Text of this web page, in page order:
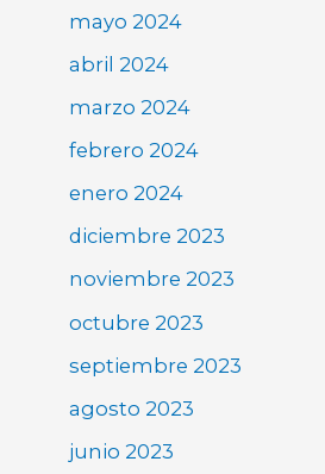
mayo 2024
abril 2024
marzo 2024
febrero 2024
enero 2024
diciembre 2023
noviembre 2023
octubre 2023
septiembre 2023
agosto 2023
junio 2023